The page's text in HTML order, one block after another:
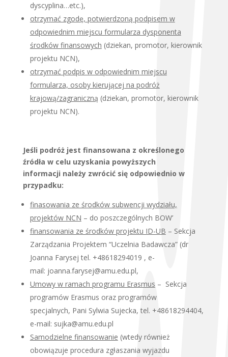
dyscyplina…etc.),
otrzymać zgodę, potwierdzoną podpisem w
odpowiednim miejscu formularza dysponenta
środków finansowych (dziekan, promotor, kierownik
projektu NCN),
otrzymać podpis w odpowiednim miejscu
formularza, osoby kierującej na podróż
krajową/zagraniczną (dziekan, promotor, kierownik
projektu NCN).
Jeśli podróż jest finansowana z określonego
źródła w celu uzyskania powyższych
informacji należy zwrócić się odpowiednio w
przypadku:
finasowania ze środków subwencji wydziału,
projektów NCN – do poszczególnych BOW’
finansowania ze środków projektu ID-UB – Sekcja
Zarządzania Projektem “Uczelnia Badawcza” (dr
Joanna Farysej tel. +48618294019 , e-
mail: joanna.farysej@amu.edu.pl,
Umowy w ramach programu Erasmus – Sekcja
programów Erasmus oraz programów
specjalnych, Pani Sylwia Sujecka, tel. +48618294404,
e-mail: sujka@amu.edu.pl
Samodzielne finansowanie (wtedy również
obowiązuje procedura zgłaszania wyjazdu